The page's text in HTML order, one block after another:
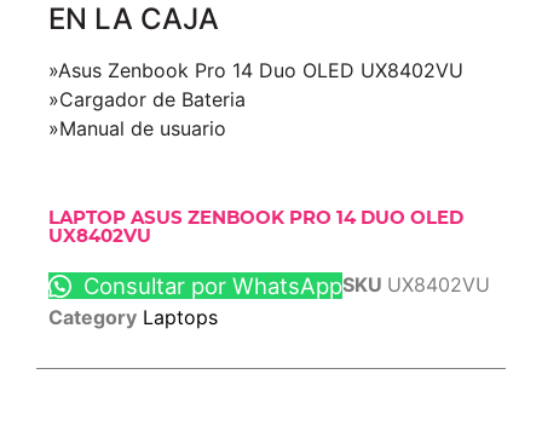
EN LA CAJA
»Asus Zenbook Pro 14 Duo OLED UX8402VU
»Cargador de Bateria
»Manual de usuario
LAPTOP ASUS ZENBOOK PRO 14 DUO OLED
UX8402VU
Consultar por WhatsAppSKU UX8402VU
Category Laptops